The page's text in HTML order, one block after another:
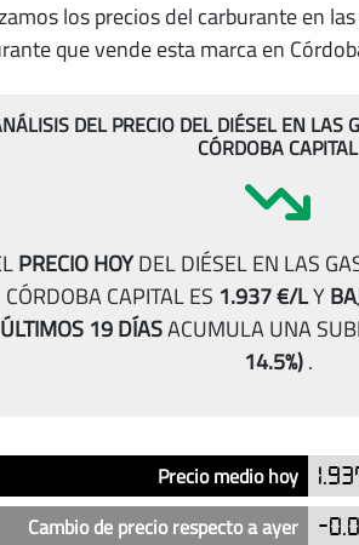
los precios del carburante en
que vende esta marca en
DEL PRECIO DEL DIÉSEL EN LAS
CÓRDOBA CAPITAL
PRECIO HOYDEL DIÉSEL EN LAS
CÓRDOBA CAPITAL ES 1.937 €/LY
ÚLTIMOS 19 DÍASACUMULA UNA
14.5%).
Precio medio hoy
Cambio de precio respecto a ayer -